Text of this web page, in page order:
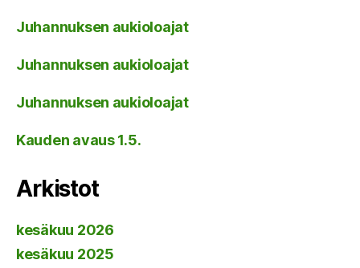
Juhannuksen aukioloajat
Juhannuksen aukioloajat
Juhannuksen aukioloajat
Kauden avaus 1.5.
Arkistot
kesäkuu 2026
kesäkuu 2025